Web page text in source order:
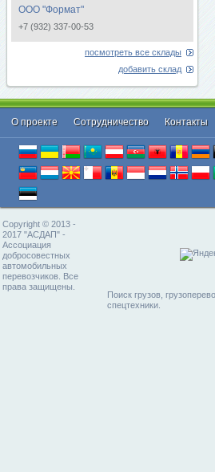
ООО "Формат"
+7 (932) 337-00-53
посмотреть все склады
добавить склад
О проекте Cотрудничество Контакты
Copyright © 2013 -
2017 "АСДАП" -
Ассоциация
добросовестных
автомобильных
перевозчиков. Все
права защищены.
Поиск грузов,
спецтехники.